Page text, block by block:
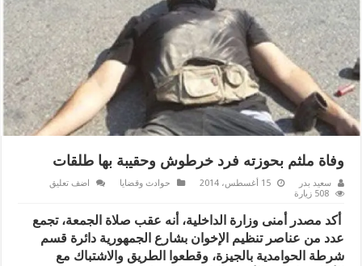
وفاة ملثم بحوزته فرد خرطوش وحقيبة بها طلقات
سعيد بدر 15 أغسطس، 2014 حوادث وقضايا
اضف تعليق
508 زيارة
أكد مصدر أمنى وزارة الداخلية، أنه عقب صلاة الجمعة، تجمع
عدد من عناصر تنظيم الإخوان بشارع الجمهورية دائرة قسم
شرطة الحوامدية بالجيزة، وقطعوا الطريق والاشتباك مع